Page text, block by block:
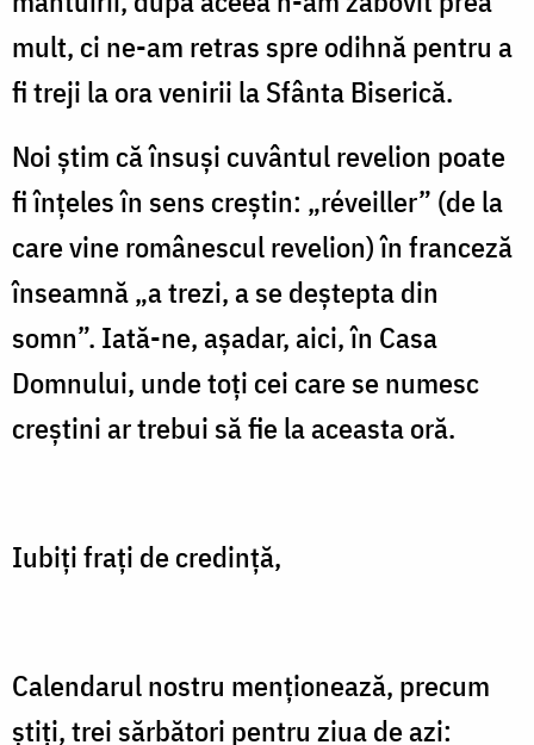
mult, ci ne-am retras spre odihnă pentru a
fi treji la ora venirii la Sfânta Biserică.
Noi ştim că însuşi cuvântul revelion poate
fi înţeles în sens creştin: „réveiller” (de la
care vine românescul revelion) în franceză
înseamnă „a trezi, a se deştepta din
somn”. Iată-ne, aşadar, aici, în Casa
Domnului, unde toţi cei care se numesc
creştini ar trebui să fie la aceasta oră.
Iubiţi fraţi de credinţă,
Calendarul nostru menţionează, precum
ştiţi, trei sărbători pentru ziua de azi: